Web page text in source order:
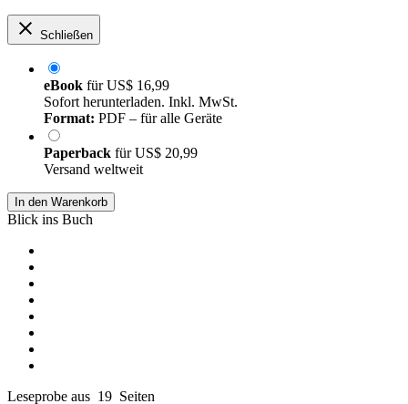
Schließen
eBook fürUS$ 16,99
Sofort herunterladen. Inkl. MwSt.
Format: PDF – für alle Geräte
Paperback fürUS$ 20,99
Versand weltweit
In den Warenkorb
Blick ins Buch
Leseprobe aus 19 Seiten